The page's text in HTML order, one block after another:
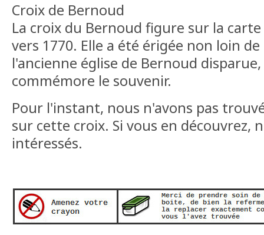
Croix de Bernoud
La croix du Bernoud figure sur la
vers 1770. Elle a été érigée non loin
l'ancienne église de Bernoud
commémore le souvenir.
Pour l'instant, nous n'avons pas
sur cette croix. Si vous en découvrez,
intéressés.